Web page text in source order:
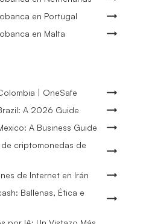
en Portugal
en Malta
| OneSafe
A 2026 Guide
A Business Guide
de criptomonedas de
de Internet en Irán
Ballenas, Ética e